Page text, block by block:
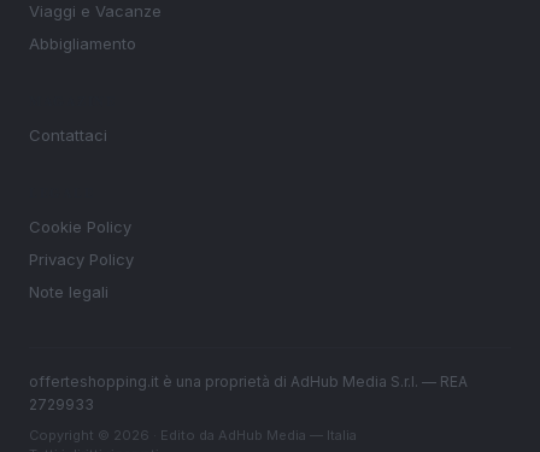
Viaggi e Vacanze
Abbigliamento
Contattaci
Cookie Policy
Privacy Policy
Note legali
offerteshopping.it è una proprietà di AdHub Media S.r.l. — REA
2729933
Copyright © 2026 · Edito da AdHub Media — Italia